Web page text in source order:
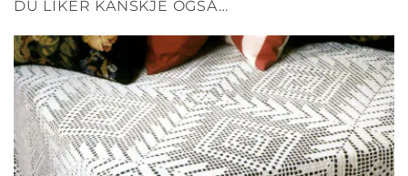
DU LIKER KANSKJE OGSÅ…